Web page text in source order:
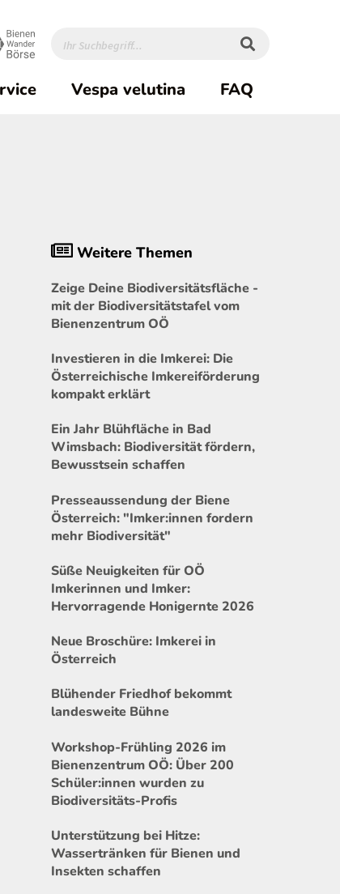
Vespa velutina FAQ
Weitere Themen
Zeige Deine Biodiversitätsfläche -
mit der Biodiversitätstafel vom
Bienenzentrum OÖ
Investieren in die Imkerei: Die
Österreichische Imkereiförderung
kompakt erklärt
Ein Jahr Blühfläche in Bad
Wimsbach: Biodiversität fördern,
Bewusstsein schaffen
Presseaussendung der Biene
Österreich: "Imker:innen fordern
mehr Biodiversität"
Süße Neuigkeiten für OÖ
Imkerinnen und Imker:
Hervorragende Honigernte 2026
Neue Broschüre: Imkerei in
Österreich
Blühender Friedhof bekommt
landesweite Bühne
Workshop-Frühling 2026 im
Bienenzentrum OÖ: Über 200
Schüler:innen wurden zu
Biodiversitäts-Profis
Unterstützung bei Hitze:
Wassertränken für Bienen und
Insekten schaffen